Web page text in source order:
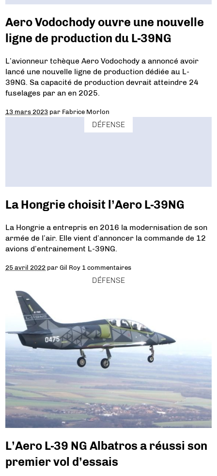
Aero Vodochody ouvre une nouvelle
ligne de production du L-39NG
L’avionneur tchèque Aero Vodochody a annoncé avoir
lancé une nouvelle ligne de production dédiée au L-
39NG. Sa capacité de production devrait atteindre 24
fuselages par an en 2025.
13 mars 2023 par Fabrice Morlon
DÉFENSE
La Hongrie choisit l’Aero L-39NG
La Hongrie a entrepris en 2016 la modernisation de son
armée de l’air. Elle vient d’annoncer la commande de 12
avions d’entrainement L-39NG.
25 avril 2022 parGil Roy 1 commentaires
DÉFENSE
L’Aero L-39 NG Albatros a réussi son
premier vol d’essais